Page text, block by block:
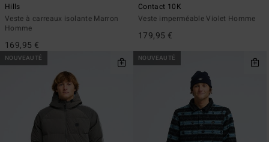
Hills
Veste à carreaux isolante Marron
Homme
169,95 €
Contact 10K
Veste imperméable Violet Homme
179,95 €
NOUVEAUTÉ NOUVEAUTÉ